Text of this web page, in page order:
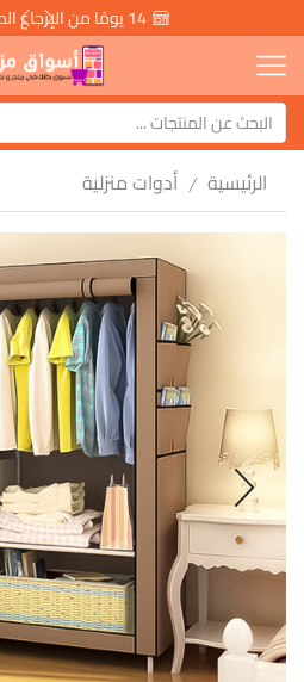
14 يومًا من الإرجاع المجاني والسريع
الرئيسية / أدوات منزلية